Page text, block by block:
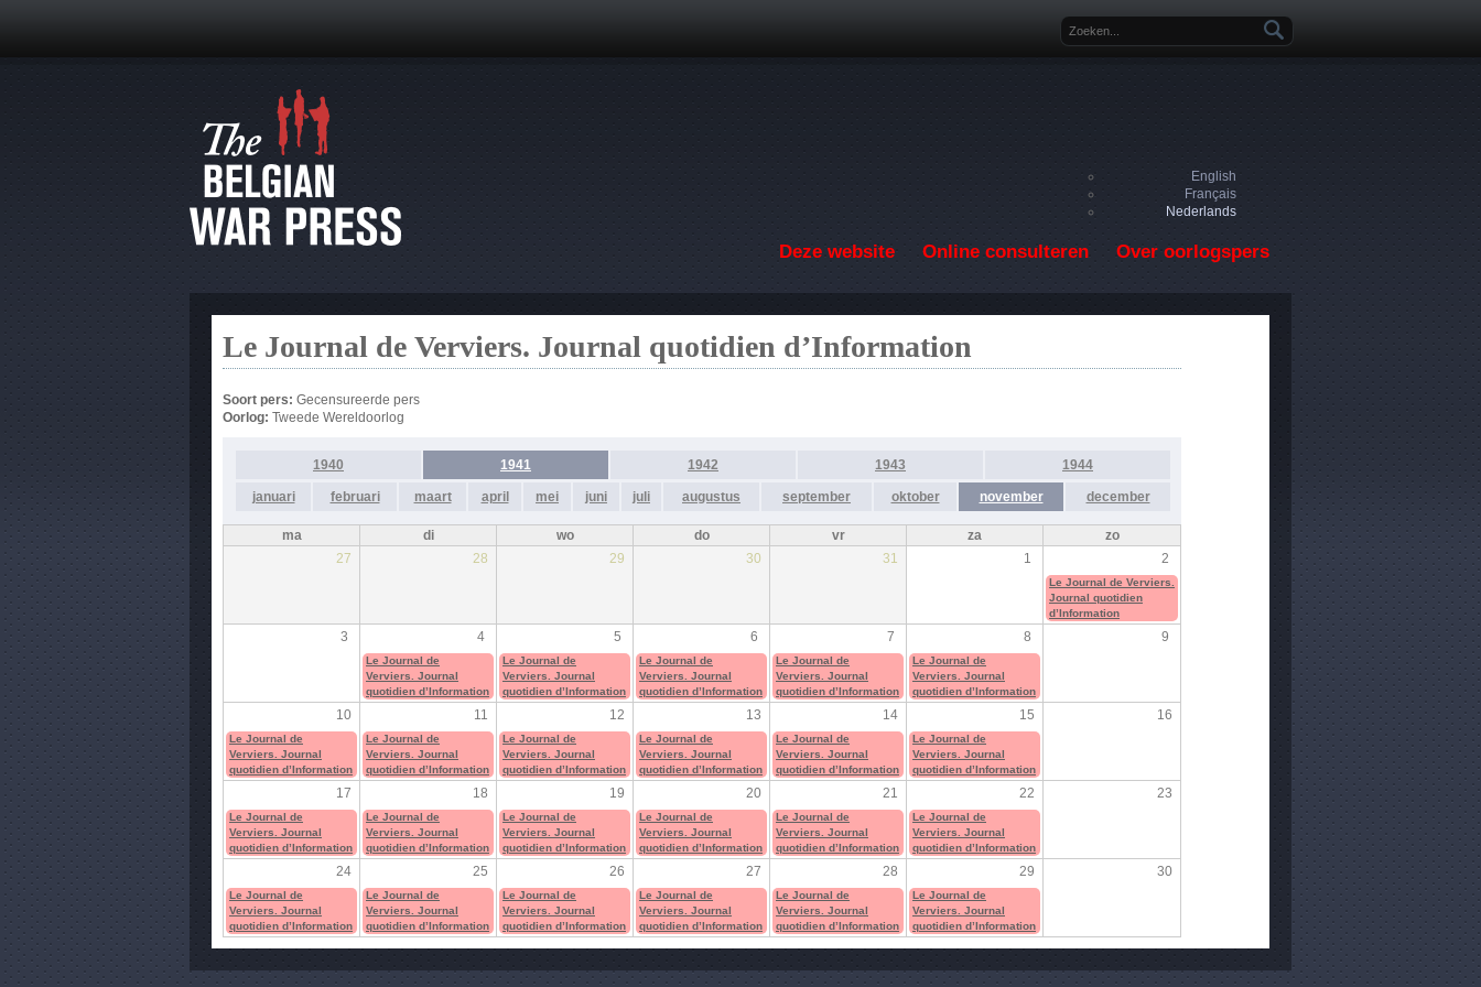
Zoekveld
English
Français
Nederlands
Deze website Online consulteren Over oorlogspers
Le Journal de Verviers. Journal quotidien d’Information
Soort pers: Gecensureerde pers
Oorlog: Tweede Wereldoorlog
1940 1941 1942 1943 1944
januari februari maart april mei juni juli augustus september oktober november december
ma di wo do vr za
zo
27
28 29 30 31 1 2
Le Journal de Verviers.
Journal quotidien
d’Information
3 4 5 6 7 8 9
Le Journal de
Verviers. Journal
quotidien d’Information
Le Journal de
Verviers. Journal
quotidien d’Information
Le Journal de
Verviers. Journal
quotidien d’Information
Le Journal de
Verviers. Journal
quotidien d’Information
Le Journal de
Verviers. Journal
quotidien d’Information
10 11 12 13 14 15 16
Le Journal de
Verviers. Journal
quotidien d’Information
Le Journal de
Verviers. Journal
quotidien d’Information
Le Journal de
Verviers. Journal
quotidien d’Information
Le Journal de
Verviers. Journal
quotidien d’Information
Le Journal de
Verviers. Journal
quotidien d’Information
Le Journal de
Verviers. Journal
quotidien d’Information
17 18 19 20 21 22 23
Le Journal de
Verviers. Journal
quotidien d’Information
Le Journal de
Verviers. Journal
quotidien d’Information
Le Journal de
Verviers. Journal
quotidien d’Information
Le Journal de
Verviers. Journal
quotidien d’Information
Le Journal de
Verviers. Journal
quotidien d’Information
Le Journal de
Verviers. Journal
quotidien d’Information
24 25 26 27 28 29 30
Le Journal de
Verviers. Journal
quotidien d’Information
Le Journal de
Verviers. Journal
quotidien d’Information
Le Journal de
Verviers. Journal
quotidien d’Information
Le Journal de
Verviers. Journal
quotidien d’Information
Le Journal de
Verviers. Journal
quotidien d’Information
Le Journal de
Verviers. Journal
quotidien d’Information